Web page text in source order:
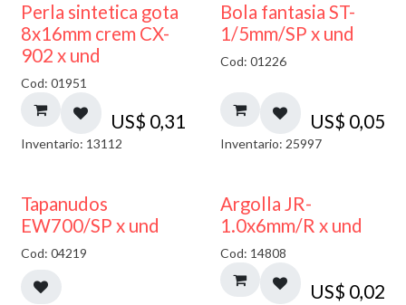
Perla sintetica gota
8x16mm crem CX-
902 x und
Cod: 01951
US$ 0,31
Inventario: 13112
Bola fantasia ST-
1/5mm/SP x und
Cod: 01226
US$ 0,05
Inventario: 25997
50% DESCUENTO
Tapanudos
EW700/SP x und
Cod: 04219
Argolla JR-
1.0x6mm/R x und
Cod: 14808
US$ 0,02